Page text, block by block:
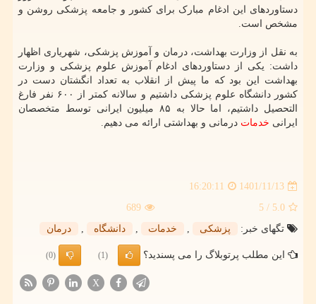
دستاوردهای این ادغام مبارک برای کشور و جامعه پزشکی روشن و
مشخص است.
به نقل از وزارت بهداشت، درمان و آموزش پزشکی، شهریاری اظهار
داشت: یکی از دستاوردهای ادغام آموزش علوم پزشکی و وزارت
بهداشت این بود که ما پیش از انقلاب به تعداد انگشتان دست در
کشور دانشگاه علوم پزشکی داشتیم و سالانه کمتر از ۶۰۰ نفر فارغ
التحصیل داشتیم، اما حالا به ۸۵ میلیون ایرانی توسط متخصصان
ایرانی خدمات درمانی و بهداشتی ارائه می دهیم.
1401/11/13
16:20:11
5.0
/ 5
689
تگهای خبر:
پزشكی , خدمات , دانشگاه , درمان
این مطلب پرتوبلاگ را می پسندید؟ (1)
(0)
X